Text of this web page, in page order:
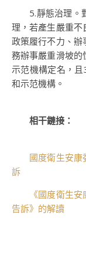
5.靜態治理。對
理，若產生嚴重不
政策履行不力、辦
務辦事嚴重滑坡的
示范機構定名，且
和示范機構。
相干鏈接：
國度衛生安康
訴
《國度衛生
告訴》的解讀